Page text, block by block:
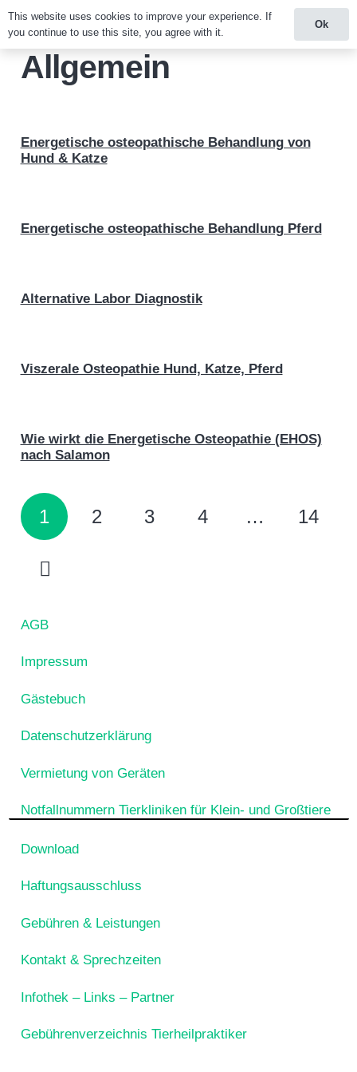
Allgemein
Energetische osteopathische Behandlung von
Hund & Katze
Energetische osteopathische Behandlung Pferd
Alternative Labor Diagnostik
Viszerale Osteopathie Hund, Katze, Pferd
Wie wirkt die Energetische Osteopathie (EHOS)
nach Salamon
1 2 3 4 … 14
AGB
Impressum
Gästebuch
Datenschutzerklärung
Vermietung von Geräten
Notfallnummern Tierkliniken für Klein- und Großtiere
Download
Haftungsausschluss
Gebühren & Leistungen
Kontakt & Sprechzeiten
Infothek – Links – Partner
Gebührenverzeichnis Tierheilpraktiker
This website uses cookies to improve your experience. If
you continue to use this site, you agree with it.
Ok